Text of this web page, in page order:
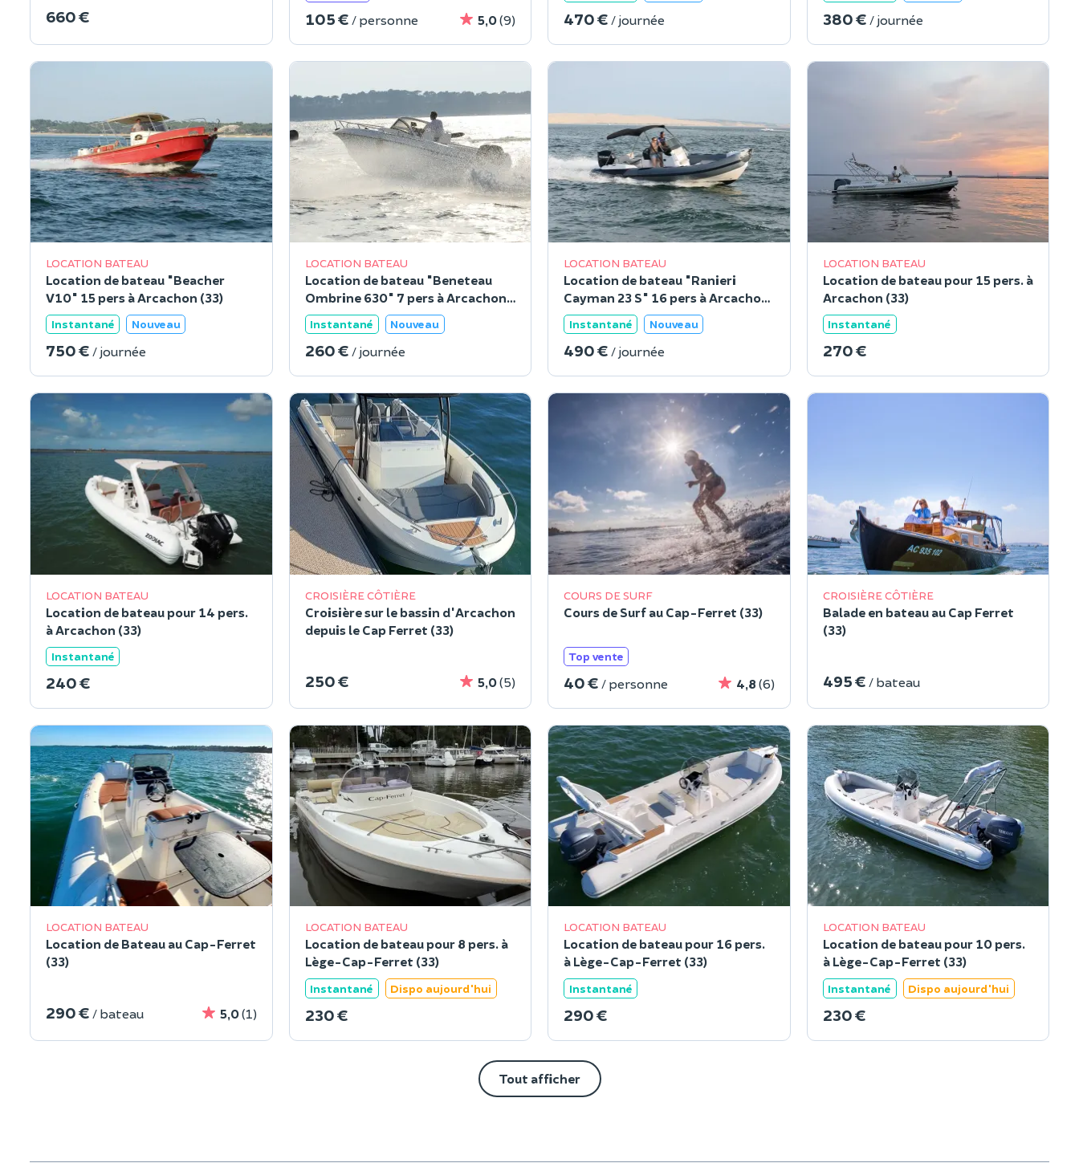
660 € 105 € / personne 5,0(9) 470 € / journée 380 € / journée
LOCATION BATEAU
Location de bateau "Beacher
V10" 15 pers à Arcachon (33)
Instantané Nouveau
750 € / journée
LOCATION BATEAU
Location de bateau "Beneteau
Ombrine 630" 7 pers à Arcachon
(33)
Instantané Nouveau
260 € / journée
LOCATION BATEAU
Location de bateau "Ranieri
Cayman 23 S" 16 pers à Arcachon
(33)
Instantané Nouveau
490 € / journée
LOCATION BATEAU
Location de bateau pour 15 pers. à
Arcachon (33)
Instantané
270 €
LOCATION BATEAU
Location de bateau pour 14 pers.
à Arcachon (33)
Instantané
240 €
CROISIÈRE CÔTIÈRE
Croisière sur le bassin d'Arcachon
depuis le Cap Ferret (33)
250 € 5,0(5)
COURS DE SURF
Cours de Surf au Cap-Ferret (33)
Top vente
40 € / personne 4,8 (6)
CROISIÈRE CÔTIÈRE
Balade en bateau au Cap Ferret
(33)
495 € / bateau
LOCATION BATEAU
Location de Bateau au Cap-Ferret
(33)
290 € / bateau 5,0(1)
LOCATION BATEAU
Location de bateau pour 8 pers. à
Lège-Cap-Ferret (33)
Instantané Dispo aujourd'hui
230 €
LOCATION BATEAU
Location de bateau pour 16 pers.
à Lège-Cap-Ferret (33)
Instantané
290 €
LOCATION BATEAU
Location de bateau pour 10 pers.
à Lège-Cap-Ferret (33)
Instantané Dispo aujourd'hui
230 €
Tout afficher